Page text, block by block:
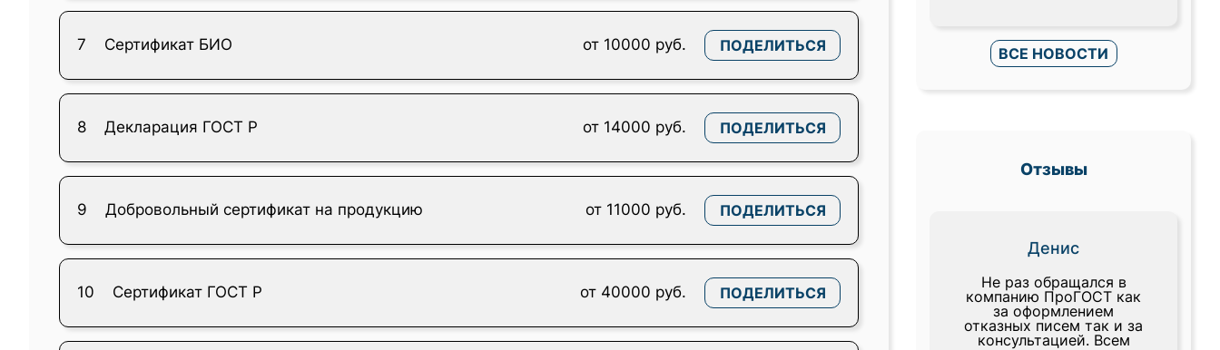
7 Сертификат БИО от 10000 руб. ПОДЕЛИТЬСЯ
8 Декларация ГОСТ Р от 14000 руб. ПОДЕЛИТЬСЯ
9 Добровольный сертификат на продукцию от 11000 руб. ПОДЕЛИТЬСЯ
10 Сертификат ГОСТ Р от 40000 руб. ПОДЕЛИТЬСЯ
ВСЕ НОВОСТИ
Отзывы
Денис
Не раз обращался в
компанию ПроГОСТ как
за оформлением
отказных писем так и за
консультацией. Всем